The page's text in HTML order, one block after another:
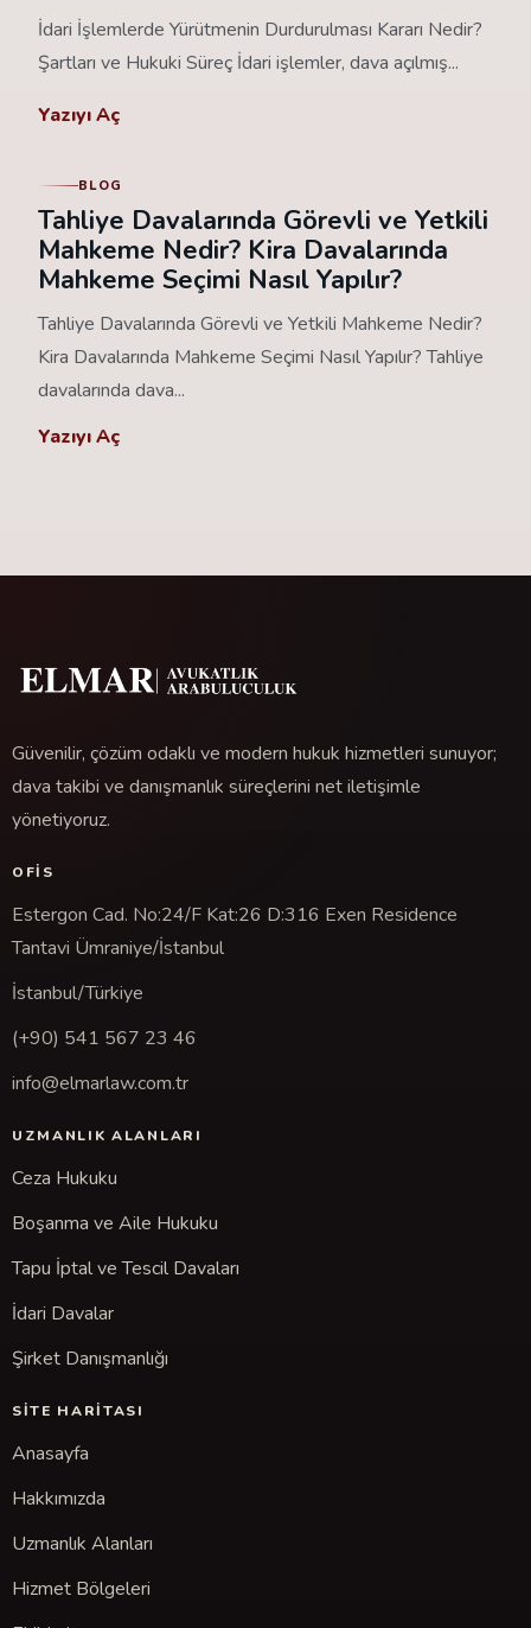
İdari İşlemlerde Yürütmenin Durdurulması Kararı Nedir?
Şartları ve Hukuki Süreç İdari işlemler, dava açılmış...
Yazıyı Aç
BLOG
Tahliye Davalarında Görevli ve Yetkili
Mahkeme Nedir? Kira Davalarında
Mahkeme Seçimi Nasıl Yapılır?
Tahliye Davalarında Görevli ve Yetkili Mahkeme Nedir?
Kira Davalarında Mahkeme Seçimi Nasıl Yapılır? Tahliye
davalarında dava...
Yazıyı Aç
Güvenilir, çözüm odaklı ve modern hukuk hizmetleri sunuyor;
dava takibi ve danışmanlık süreçlerini net iletişimle
yönetiyoruz.
OFIS
Estergon Cad. No:24/F Kat:26 D:316 Exen Residence
Tantavi Ümraniye/İstanbul
İstanbul/Türkiye
(+90) 541 567 23 46
info@elmarlaw.com.tr
UZMANLIK ALANLARI
Ceza Hukuku
Boşanma ve Aile Hukuku
Tapu İptal ve Tescil Davaları
İdari Davalar
Şirket Danışmanlığı
SITE HARITASI
Anasayfa
Hakkımızda
Uzmanlık Alanları
Hizmet Bölgeleri